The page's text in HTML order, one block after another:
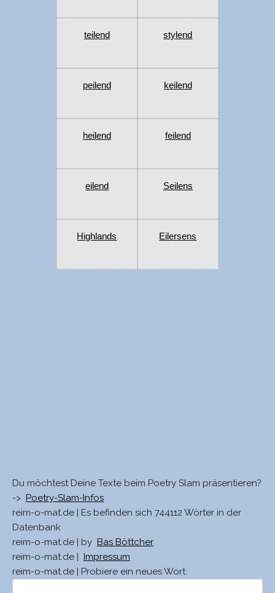
teilend stylend
peilend keilend
heilend feilend
eilend Seilens
Highlands Eilersens
Du möchtest Deine Texte beim Poetry Slam präsentieren?
-> Poetry-Slam-Infos
reim-o-mat.de | Es befinden sich 744112 Wörter in der
Datenbank
reim-o-mat.de | by Bas Böttcher
reim-o-mat.de |
Impressum
reim-o-mat.de | Probiere ein neues Wort: